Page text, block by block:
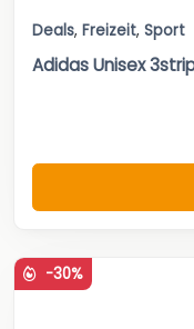
Deals, Freizeit, Sport
Adidas Unisex
-30%